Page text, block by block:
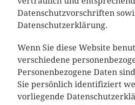
Datenschutzvorschriften
Datenschutzerklärung.
Wenn Sie diese Website
verschiedene
Personenbezogene Daten
Sie persönlich identifiziert
vorliegende